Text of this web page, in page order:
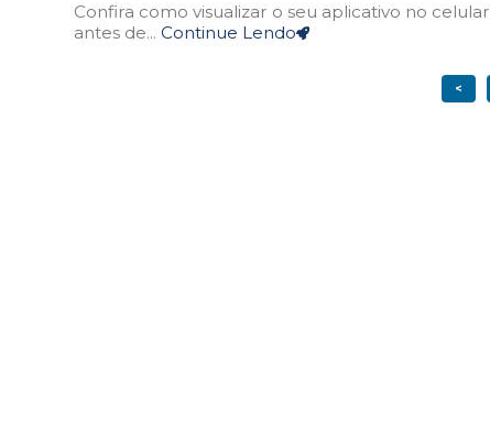
Confira como visualizar o seu aplicativo no celular
antes de... Continue Lendo
<